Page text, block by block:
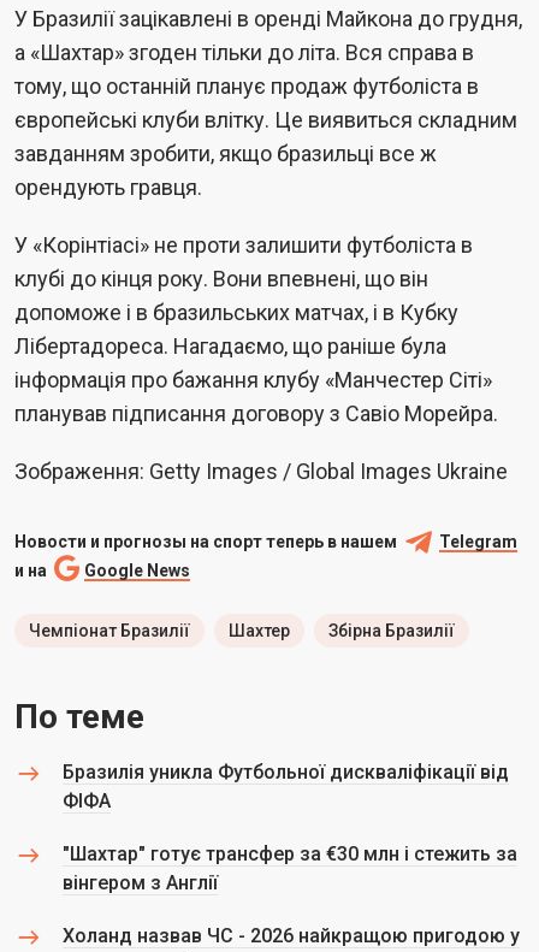
У Бразилії зацікавлені в оренді Майкона до грудня,
а «Шахтар» згоден тільки до літа. Вся справа в
тому, що останній планує продаж футболіста в
європейські клуби влітку. Це виявиться складним
завданням зробити, якщо бразильці все ж
орендують гравця.
У «Корінтіасі» не проти залишити футболіста в
клубі до кінця року. Вони впевнені, що він
допоможе і в бразильських матчах, і в Кубку
Лібертадореса. Нагадаємо, що раніше була
інформація про бажання клубу «Манчестер Сіті»
планував підписання договору з Савіо Морейра.
Зображення: Getty Images / Global Images Ukraine
Новости и прогнозы на спорт теперь в нашем
Telegram
и на
Google News
Чемпіонат Бразилії Шахтер Збірна Бразилії
По теме
Бразилія уникла Футбольної дискваліфікації від
ФІФА
"Шахтар" готує трансфер за €30 млн і стежить за
вінгером з Англії
Холанд назвав ЧС - 2026 найкращою пригодою у